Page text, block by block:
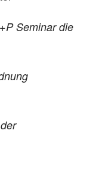
Seminar die